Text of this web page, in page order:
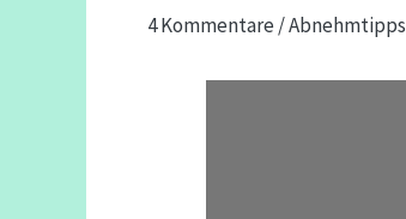
4 Kommentare /Abnehmtipps